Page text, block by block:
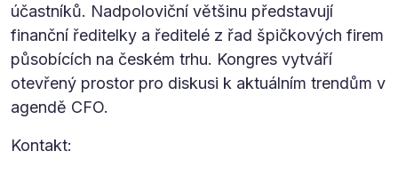
účastníků. Nadpoloviční většinu představují
finanční ředitelky a ředitelé z řad špičkových firem
působících na českém trhu. Kongres vytváří
otevřený prostor pro diskusi k aktuálním trendům v
agendě CFO.
Kontakt: